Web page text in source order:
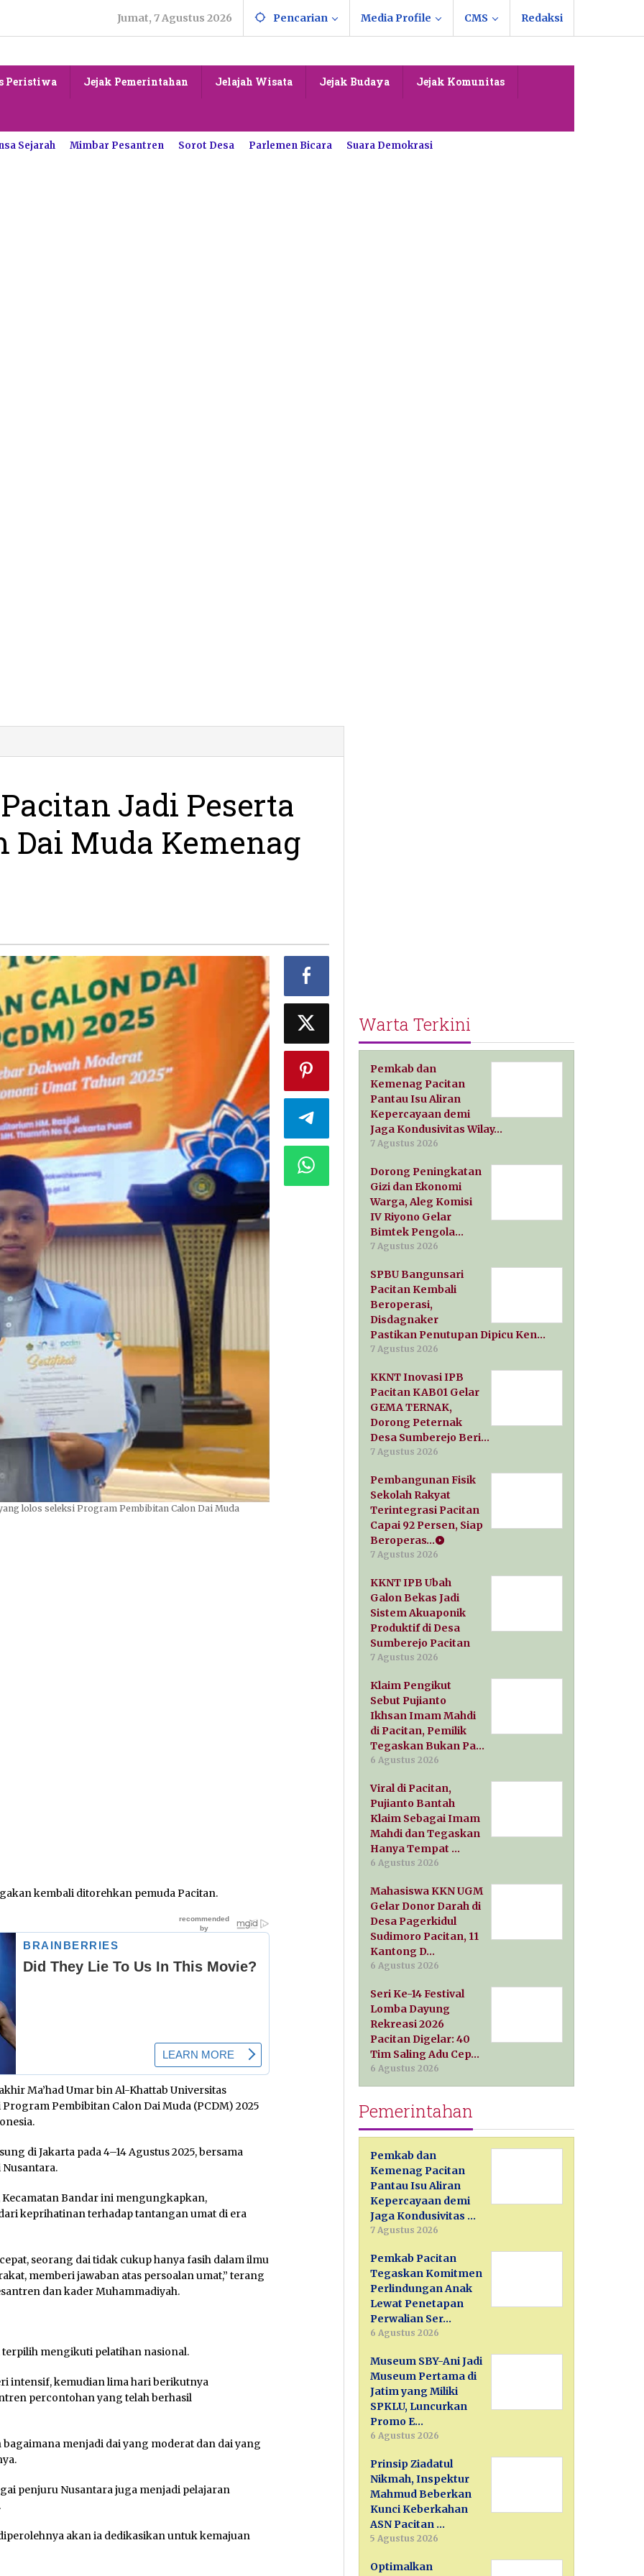
Jumat, 7 Agustus 2026 Pencarian Media Profile CMS Redaksi
Peristiwa Jejak Pemerintahan Jelajah Wisata Jejak Budaya Jejak Komunitas
Sejarah Mimbar Pesantren Sorot Desa Parlemen Bicara Suara Demokrasi
Jadi Peserta
Muda Kemenag
lolos seleksi Program Pembibitan Calon Dai Muda
kembali ditorehkan pemuda Pacitan.
Ma’had Umar bin Al-Khattab Universitas
Pembibitan Calon Dai Muda (PCDM) 2025
di Jakarta pada 4–14 Agustus 2025, bersama
Bandar ini mengungkapkan,
keprihatinan terhadap tantangan umat di era
seorang dai tidak cukup hanya fasih dalam ilmu
memberi jawaban atas persoalan umat,” terang
dan kader Muhammadiyah.
terpilih mengikuti pelatihan nasional.
intensif, kemudian lima hari berikutnya
percontohan yang telah berhasil
menjadi dai yang moderat dan dai yang
penjuru Nusantara juga menjadi pelajaran
akan ia dedikasikan untuk kemajuan
Warta Terkini
Pemkab dan
Kemenag Pacitan
Pantau Isu Aliran
Kepercayaan demi
Jaga Kondusivitas Wilay…
7 Agustus 2026
Dorong Peningkatan
Gizi dan Ekonomi
Warga, Aleg Komisi
IV Riyono Gelar
Bimtek Pengola…
7 Agustus 2026
SPBU Bangunsari
Pacitan Kembali
Beroperasi,
Disdagnaker
Pastikan Penutupan Dipicu Ken…
7 Agustus 2026
KKNT Inovasi IPB
Pacitan KAB01 Gelar
GEMA TERNAK,
Dorong Peternak
Desa Sumberejo Beri…
7 Agustus 2026
Pembangunan Fisik
Sekolah Rakyat
Terintegrasi Pacitan
Capai 92 Persen, Siap
Beroperas…
7 Agustus 2026
KKNT IPB Ubah
Galon Bekas Jadi
Sistem Akuaponik
Produktif di Desa
Sumberejo Pacitan
7 Agustus 2026
Klaim Pengikut
Sebut Pujianto
Ikhsan Imam Mahdi
di Pacitan, Pemilik
Tegaskan Bukan Pa…
6 Agustus 2026
Viral di Pacitan,
Pujianto Bantah
Klaim Sebagai Imam
Mahdi dan Tegaskan
Hanya Tempat …
6 Agustus 2026
Mahasiswa KKN UGM
Gelar Donor Darah di
Desa Pagerkidul
Sudimoro Pacitan, 11
Kantong D…
6 Agustus 2026
Seri Ke-14 Festival
Lomba Dayung
Rekreasi 2026
Pacitan Digelar: 40
Tim Saling Adu Cep…
6 Agustus 2026
Pemerintahan
Pemkab dan
Kemenag Pacitan
Pantau Isu Aliran
Kepercayaan demi
Jaga Kondusivitas …
7 Agustus 2026
Pemkab Pacitan
Tegaskan Komitmen
Perlindungan Anak
Lewat Penetapan
Perwalian Ser…
6 Agustus 2026
Museum SBY-Ani Jadi
Museum Pertama di
Jatim yang Miliki
SPKLU, Luncurkan
Promo E…
6 Agustus 2026
Prinsip Ziadatul
Nikmah, Inspektur
Mahmud Beberkan
Kunci Keberkahan
ASN Pacitan …
5 Agustus 2026
Optimalkan